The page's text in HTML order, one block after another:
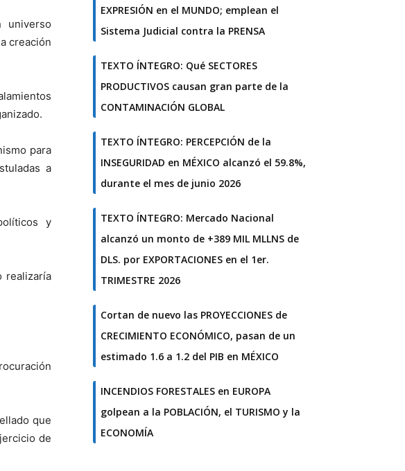
universo
creación
para
a
y
realizaría
que
de
EXPRESIÓN en el MUNDO; emplean el
Sistema Judicial contra la PRENSA
TEXTO ÍNTEGRO: Qué SECTORES
PRODUCTIVOS causan gran parte de la
CONTAMINACIÓN GLOBAL
TEXTO ÍNTEGRO: PERCEPCIÓN de la
INSEGURIDAD en MÉXICO alcanzó el 59.8%,
durante el mes de junio 2026
TEXTO ÍNTEGRO: Mercado Nacional
alcanzó un monto de +389 MIL MLLNS de
DLS. por EXPORTACIONES en el 1er.
TRIMESTRE 2026
Cortan de nuevo las PROYECCIONES de
CRECIMIENTO ECONÓMICO, pasan de un
estimado 1.6 a 1.2 del PIB en MÉXICO
INCENDIOS FORESTALES en EUROPA
golpean a la POBLACIÓN, el TURISMO y la
ECONOMÍA